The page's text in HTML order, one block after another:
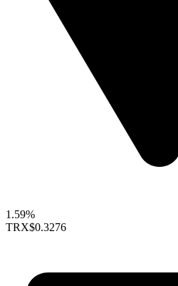
1.59%
TRX$0.3276